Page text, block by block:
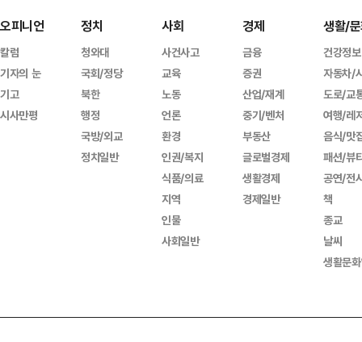
오피니언
칼럼
기자의 눈
기고
시사만평
정치
청와대
국회/정당
북한
행정
국방/외교
정치일반
사회
사건사고
교육
노동
언론
환경
인권/복지
식품/의료
지역
인물
사회일반
경제
금융
증권
산업/재계
중기/벤처
부동산
글로벌경제
생활경제
경제일반
생활/
건강정보
자동차/
도로/교
여행/레
음식/맛
패션/뷰
공연/전
책
종교
날씨
생활문